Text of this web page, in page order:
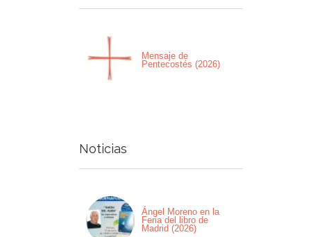
Mensaje de
Pentecostés (2026)
Noticias
Ángel Moreno en la
Feria del libro de
Madrid (2026)